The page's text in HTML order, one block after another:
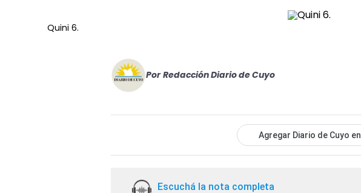
Quini 6.
Por Redacción Diario de Cuyo
Agregar Diario de Cuyo en
Escuchá la nota completa